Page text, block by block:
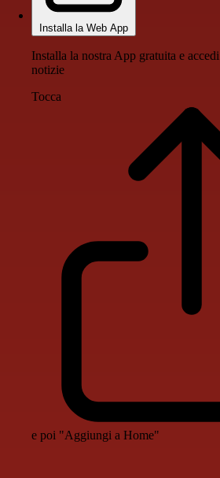
Installa la Web App
Installa la nostra App gratuita e
notizie
Tocca
e poi "Aggiungi a Home"